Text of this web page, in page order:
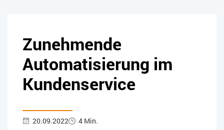
Zunehmende
Automatisierung im
Kundenservice
20.09.2022 4 Min.